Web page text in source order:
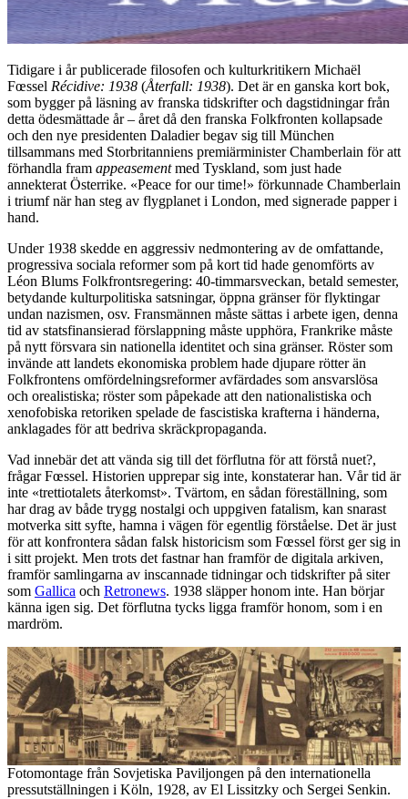
Tidigare i år publicerade filosofen och kulturkritikern Michaël
Fœssel Récidive: 1938 (Återfall: 1938). Det är en ganska kort bok,
som bygger på läsning av franska tidskrifter och dagstidningar från
detta ödesmättade år – året då den franska Folkfronten kollapsade
och den nye presidenten Daladier begav sig till München
tillsammans med Storbritanniens premiärminister Chamberlain för att
förhandla fram appeasementmed Tyskland, som just hade
annekterat Österrike. «Peace for our time!» förkunnade Chamberlain
i triumf när han steg av flygplanet i London, med signerade papper i
hand.
Under 1938 skedde en aggressiv nedmontering av de omfattande,
progressiva sociala reformer som på kort tid hade genomförts av
Léon Blums Folkfrontsregering: 40-timmarsveckan, betald semester,
betydande kulturpolitiska satsningar, öppna gränser för flyktingar
undan nazismen, osv. Fransmännen måste sättas i arbete igen, denna
tid av statsfinansierad förslappning måste upphöra, Frankrike måste
på nytt försvara sin nationella identitet och sina gränser. Röster som
invände att landets ekonomiska problem hade djupare rötter än
Folkfrontens omfördelningsreformer avfärdades som ansvarslösa
och orealistiska; röster som påpekade att den nationalistiska och
xenofobiska retoriken spelade de fascistiska krafterna i händerna,
anklagades för att bedriva skräckpropaganda.
Vad innebär det att vända sig till det förflutna för att förstå nuet?,
frågar Fœssel. Historien upprepar sig inte, konstaterar han. Vår tid är
inte «trettiotalets återkomst». Tvärtom, en sådan föreställning, som
har drag av både trygg nostalgi och uppgiven fatalism, kan snarast
motverka sitt syfte, hamna i vägen för egentlig förståelse. Det är just
för att konfrontera sådan falsk historicism som Fœssel först ger sig in
i sitt projekt. Men trots det fastnar han framför de digitala arkiven,
framför samlingarna av inscannade tidningar och tidskrifter på siter
som Gallica och Retronews. 1938 släpper honom inte. Han börjar
känna igen sig. Det förflutna tycks ligga framför honom, som i en
mardröm.
Fotomontage från Sovjetiska Paviljongen på den internationella
pressutställningen i Köln, 1928, av El Lissitzky och Sergei Senkin.